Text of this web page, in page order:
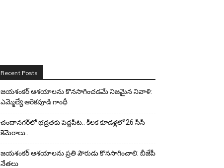
Recent Posts
జయశంకర్ ఆశయాలను కొనసాగించడమే నిజమైన నివాళి:
ఎమ్మెల్యే ఆరెక‌పూడి గాంధీ
చందానగర్‌లో భద్రతకు పెద్దపీట.. కీలక కూడళ్లలో 26 సీసీ
కెమెరాలు..
జయశంకర్ ఆశయాలను ప్రతి పౌరుడు కొనసాగించాలి: బీజేపీ
నేతలు